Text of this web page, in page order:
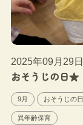
2025年09月29日
おそうじの日★
9月 おそうじの日
異年齢保育